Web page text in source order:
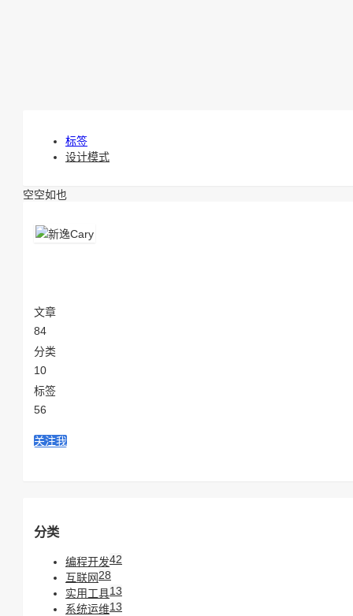
标签
设计模式
空空如也
文章
84
分类
10
标签
56
关注我
分类
编程开发42
互联网28
实用工具13
系统运维13